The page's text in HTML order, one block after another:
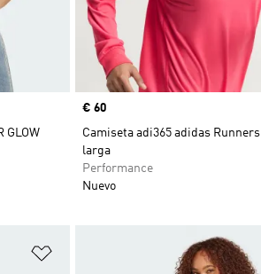
GLOW
Precio
€ 60
Camiseta adi365 adidas
larga
Performance
Nuevo
Añadir a la lista de deseos